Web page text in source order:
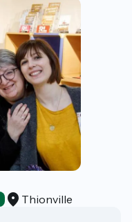
Thionville